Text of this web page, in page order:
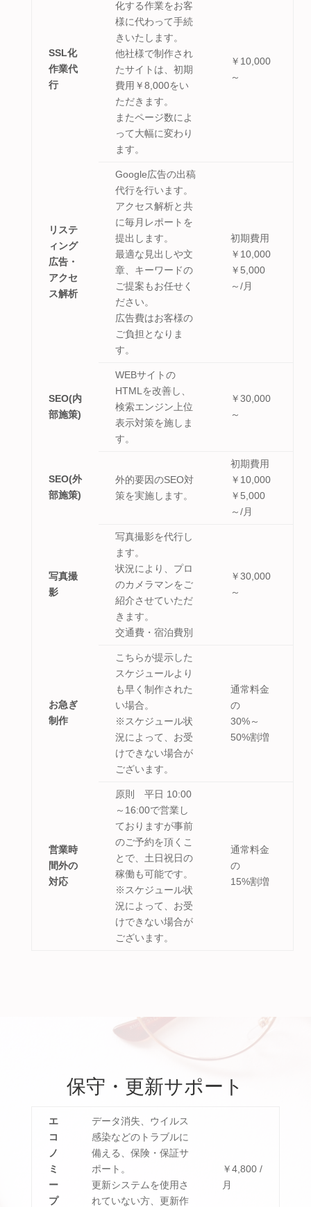
SSL化
作業代
行
化する作業をお客
様に代わって手続
きいたします。
他社様で制作され
たサイトは、初期
費用￥8,000をい
ただきます。
またページ数によ
って大幅に変わり
ます。
￥10,000
～
リステ
ィング
広告・
アクセ
ス解析
Google広告の出稿
代行を行います。
アクセス解析と共
に毎月レポートを
提出します。
最適な見出しや文
章、キーワードの
ご提案もお任せく
ださい。
広告費はお客様の
ご負担となりま
す。
初期費用
￥10,000
￥5,000
～/月
SEO(内
部施策)
WEBサイトの
HTMLを改善し、
検索エンジン上位
表示対策を施しま
す。
￥30,000
～
SEO(外
部施策)
外的要因のSEO対
策を実施します。
初期費用
￥10,000
￥5,000
～/月
写真撮
影
写真撮影を代行し
ます。
状況により、プロ
のカメラマンをご
紹介させていただ
きます。
交通費・宿泊費別
￥30,000
～
お急ぎ
制作
こちらが提示した
スケジュールより
も早く制作された
い場合。
※スケジュール状
況によって、お受
けできない場合が
ございます。
通常料金
の
30%～
50%割増
営業時
間外の
対応
原則 平日 10:00
～16:00で営業し
ておりますが事前
のご予約を頂くこ
とで、土日祝日の
稼働も可能です。
※スケジュール状
況によって、お受
けできない場合が
ございます。
通常料金
の
15%割増
保守・更新サポート
エ
コ
ノ
ミ
ー
プ
データ消失、ウイルス
感染などのトラブルに
備える、保険・保証サ
ポート。
更新システムを使用さ
れていない方、更新作
￥4,800 /
月